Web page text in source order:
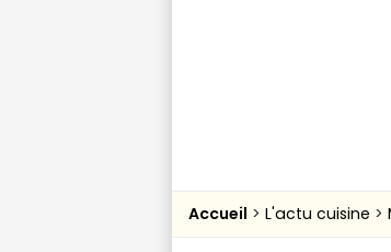
Accueil L'actu cuisine